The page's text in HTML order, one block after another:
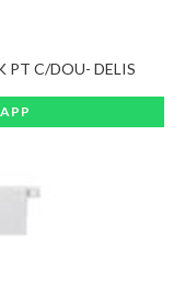
PT C/DOU- DELIS